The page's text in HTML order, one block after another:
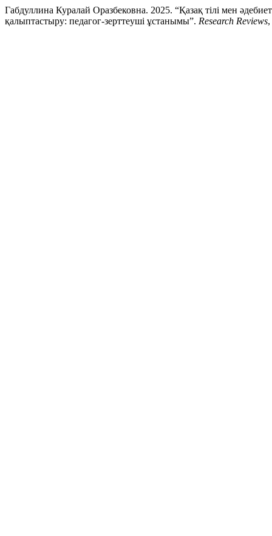
Габдуллина Куралай Оразбековна. 2025. “Қазақ тілі мен
қалыптастыру: педагог-зерттеуші ұстанымы”. Research Reviews